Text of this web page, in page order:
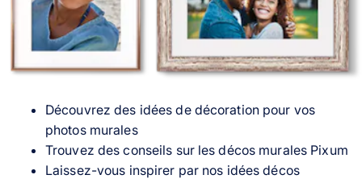
Puzzle photo
Inspiration
Collection Voyage 🌊
FAQ & Service client
Découvrez des idées de décoration pour vos
photos murales
Trouvez des conseils sur les décos murales Pixum
Laissez-vous inspirer par nos idées décos